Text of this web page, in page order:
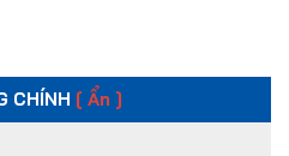
CHÍNH [ Ẩn ]